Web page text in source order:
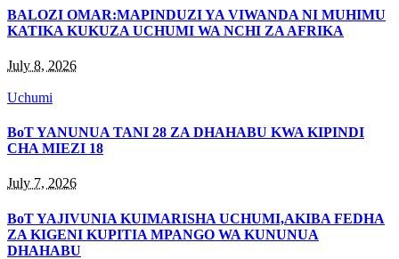
BALOZI OMAR:MAPINDUZI YA VIWANDA NI MUHIMU
KATIKA KUKUZA UCHUMI WA NCHI ZA AFRIKA
July 8, 2026
Uchumi
BoT YANUNUA TANI 28 ZA DHAHABU KWA KIPINDI
CHA MIEZI 18
July 7, 2026
BoT YAJIVUNIA KUIMARISHA UCHUMI,AKIBA FEDHA
ZA KIGENI KUPITIA MPANGO WA KUNUNUA
DHAHABU